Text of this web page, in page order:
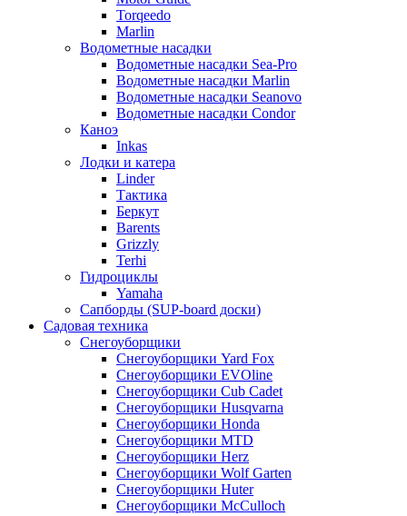
Torqeedo
Marlin
Водометные насадки
Водометные насадки Sea-Pro
Водометные насадки Marlin
Водометные насадки Seanovo
Водометные насадки Condor
Каноэ
Inkas
Лодки и катера
Linder
Тактика
Беркут
Barents
Grizzly
Terhi
Гидроциклы
Yamaha
Сапборды (SUP-board доски)
Садовая техника
Снегоуборщики
Снегоуборщики Yard Fox
Снегоуборщики EVOline
Снегоуборщики Cub Cadet
Снегоуборщики Husqvarna
Снегоуборщики Honda
Снегоуборщики MTD
Снегоуборщики Herz
Снегоуборщики Wolf Garten
Снегоуборщики Huter
Снегоуборщики McCulloch